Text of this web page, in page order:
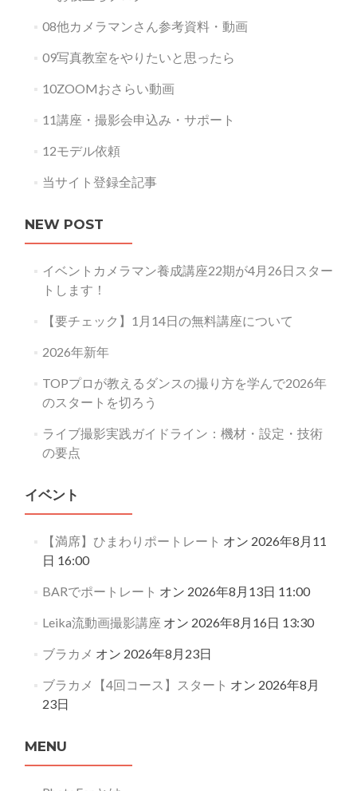
08他カメラマンさん参考資料・動画
09写真教室をやりたいと思ったら
10ZOOMおさらい動画
11講座・撮影会申込み・サポート
12モデル依頼
当サイト登録全記事
NEW POST
イベントカメラマン養成講座22期が4月26日スター
トします！
【要チェック】1月14日の無料講座について
2026年新年
TOPプロが教えるダンスの撮り方を学んで2026年
のスタートを切ろう
ライブ撮影実践ガイドライン：機材・設定・技術
の要点
イベント
【満席】ひまわりポートレート オン 2026年8月11
日 16:00
BARでポートレート オン 2026年8月13日 11:00
Leika流動画撮影講座 オン 2026年8月16日 13:30
ブラカメ オン 2026年8月23日
ブラカメ【4回コース】スタート オン 2026年8月
23日
MENU